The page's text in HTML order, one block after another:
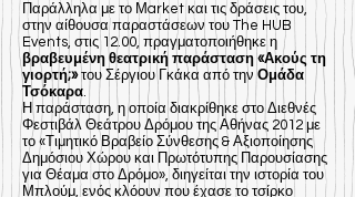
Παράλληλα με το Μarket και τις δράσεις του,
στην αίθουσα παραστάσεων του The HUB
Events, στις 12.00, πραγματοποιήθηκε η
βραβευμένη θεατρική παράσταση «Ακούς τη
γιορτή;»του Σέργιου Γκάκα από την Ομάδα
Τσόκαρα.
Η παράσταση, η οποία διακρίθηκε στο Διεθνές
Φεστιβάλ Θεάτρου Δρόμου της Αθήνας 2012 με
το «Τιμητικό Βραβείο Σύνθεσης & Αξιοποίησης
Δημόσιου Χώρου και Πρωτότυπης Παρουσίασης
για Θέαμα στο Δρόμο», διηγείται την ιστορία του
Μπλούμ, ενός κλόουν που έχασε το τσίρκο